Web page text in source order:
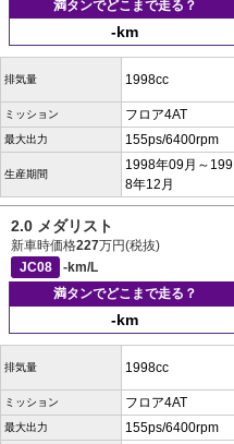
満タンでどこまで走る？
-km
排気量 1998cc
ミッション フロア4AT
最大出力 155ps/6400rpm
生産期間
1998年09月～199
8年12月
2.0 メダリスト
新車時価格227万円(税抜)
JC08
-km/L
満タンでどこまで走る？
-km
排気量 1998cc
ミッション フロア4AT
最大出力 155ps/6400rpm